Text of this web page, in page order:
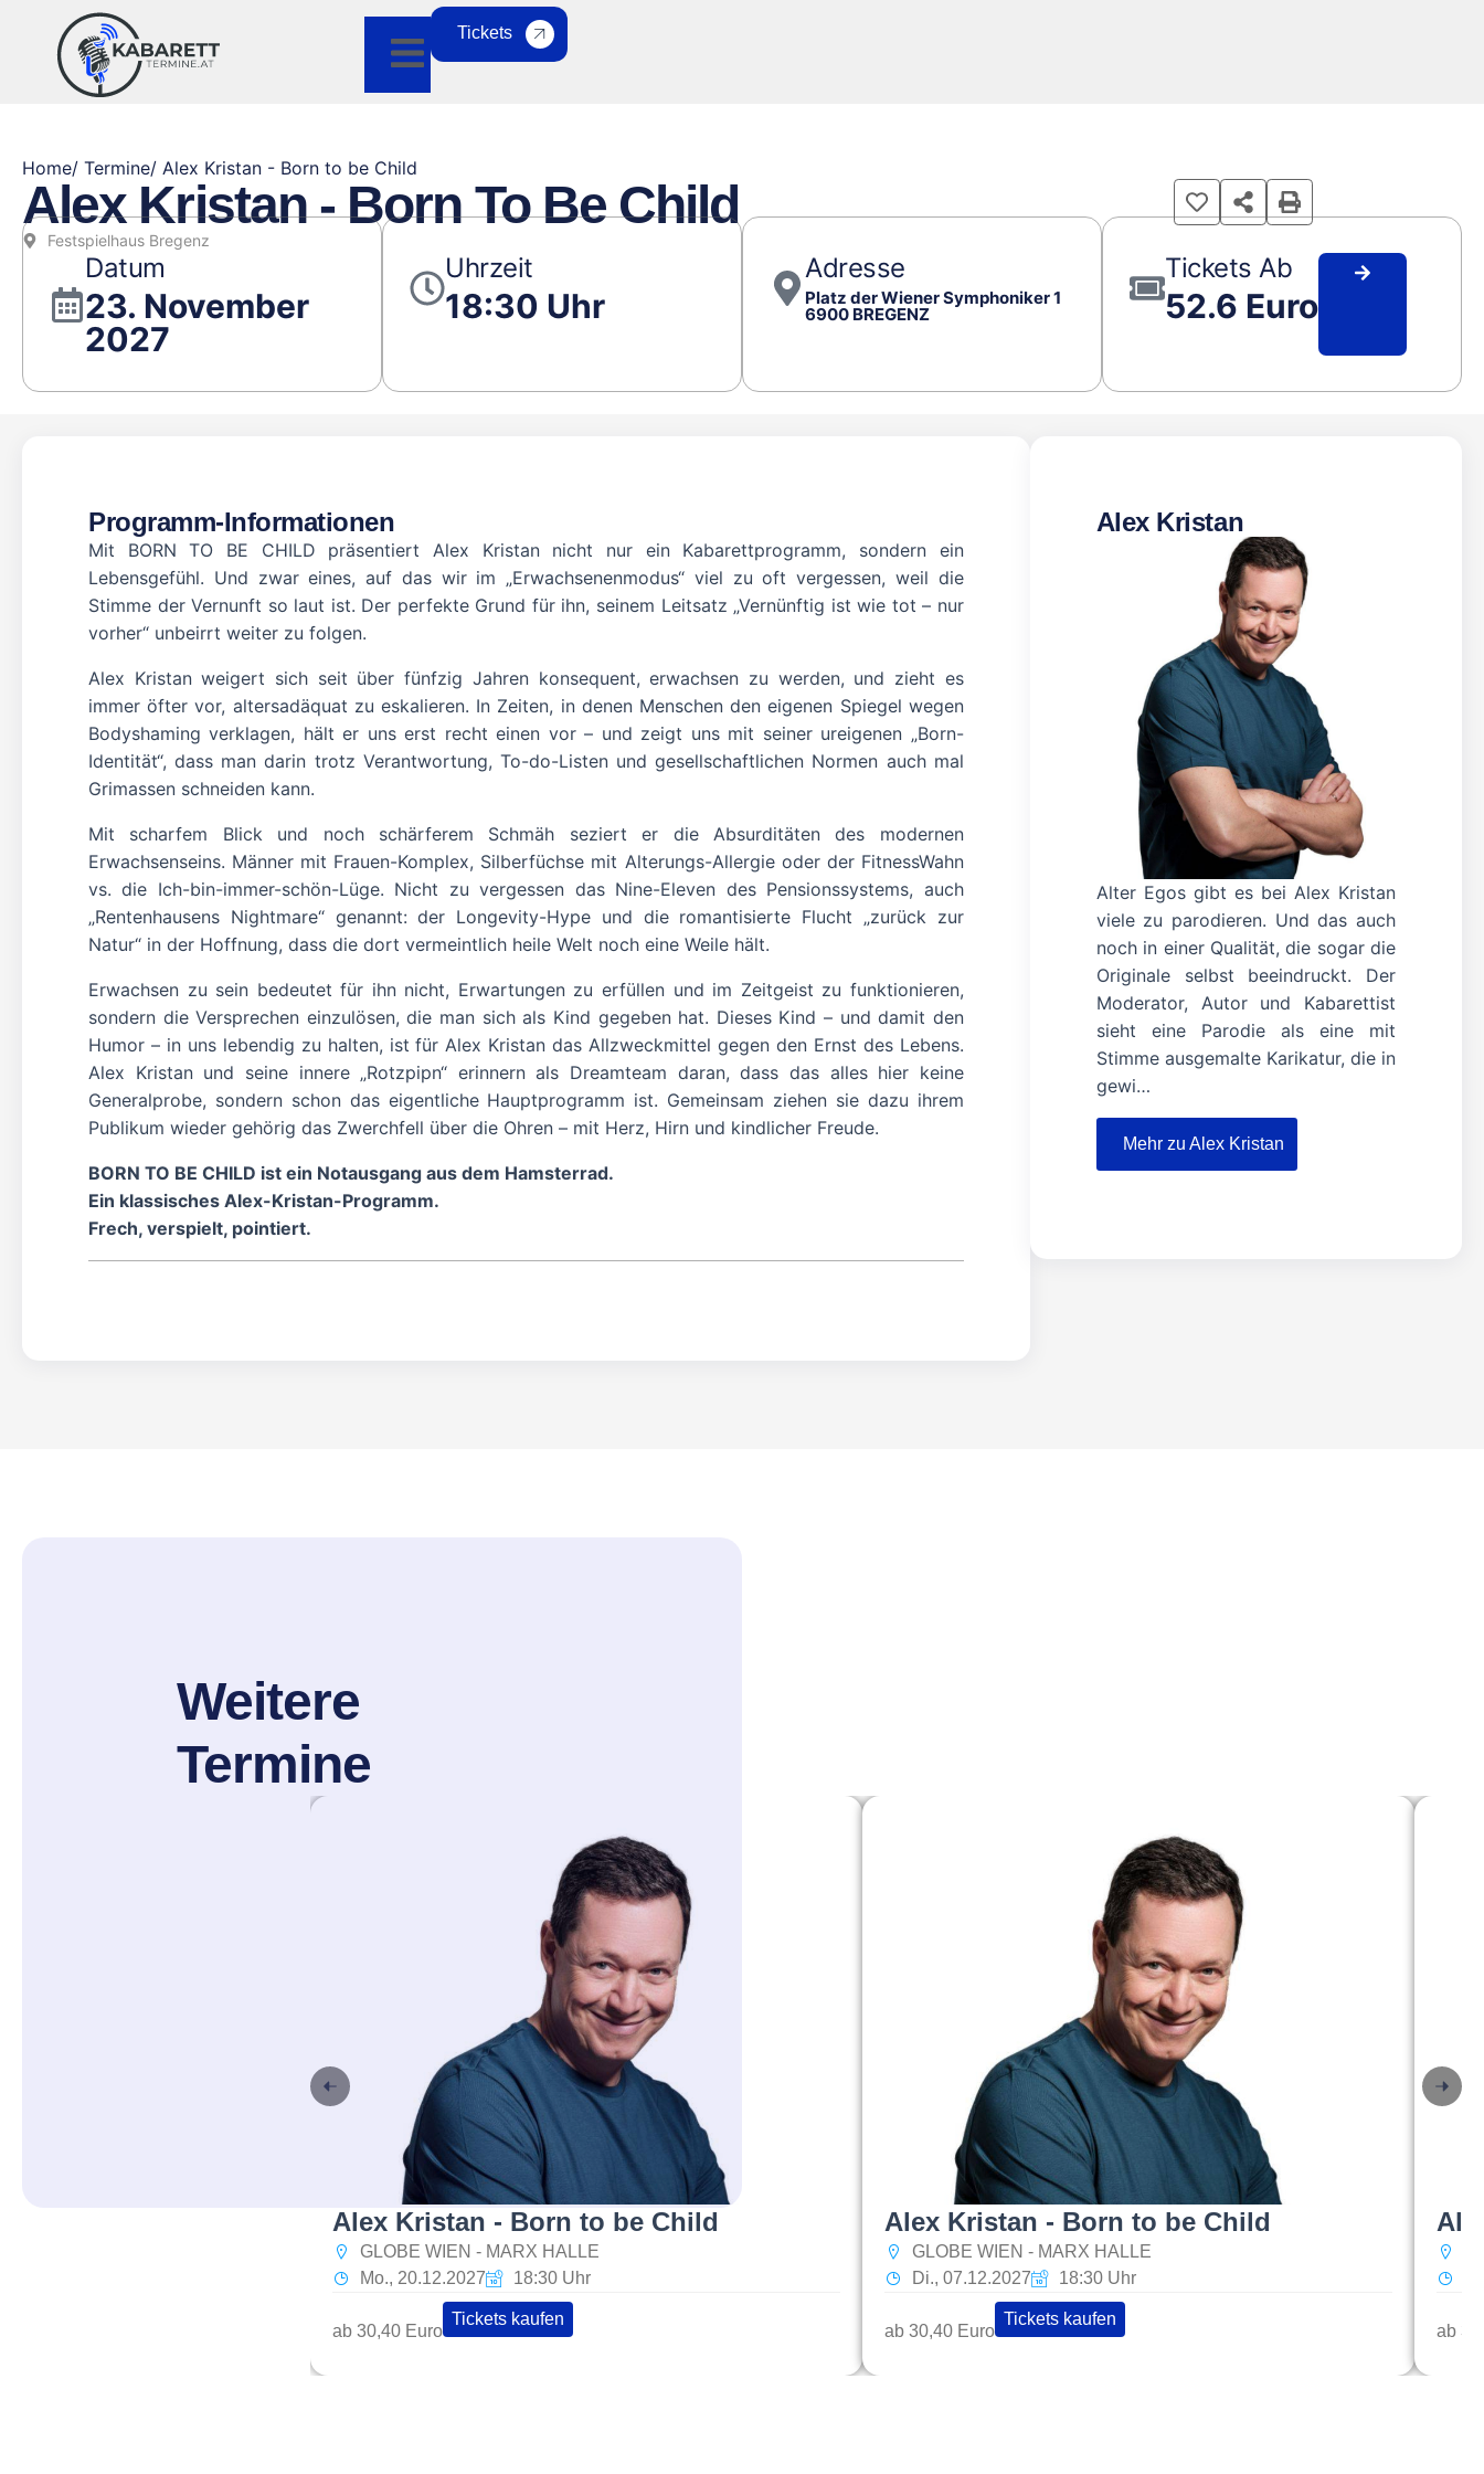
Tickets
Home/ Termine/ Alex Kristan - Born to be Child
Alex Kristan - Born To Be Child
Festspielhaus Bregenz
Datum
23. November
2027
Uhrzeit
18:30 Uhr
Adresse
Platz der Wiener Symphoniker 1
6900 BREGENZ
Tickets Ab
52.6 Euro
Programm-Informationen
Mit BORN TO BE CHILD präsentiert Alex Kristan nicht nur ein Kabarettprogramm, sondern ein
Lebensgefühl. Und zwar eines, auf das wir im „Erwachsenenmodus“ viel zu oft vergessen, weil die
Stimme der Vernunft so laut ist. Der perfekte Grund für ihn, seinem Leitsatz „Vernünftig ist wie tot – nur
vorher“ unbeirrt weiter zu folgen.
Alex Kristan weigert sich seit über fünfzig Jahren konsequent, erwachsen zu werden, und zieht es
immer öfter vor, altersadäquat zu eskalieren. In Zeiten, in denen Menschen den eigenen Spiegel wegen
Bodyshaming verklagen, hält er uns erst recht einen vor – und zeigt uns mit seiner ureigenen „Born-
Identität“, dass man darin trotz Verantwortung, To-do-Listen und gesellschaftlichen Normen auch mal
Grimassen schneiden kann.
Mit scharfem Blick und noch schärferem Schmäh seziert er die Absurditäten des modernen
Erwachsenseins. Männer mit Frauen-Komplex, Silberfüchse mit Alterungs-Allergie oder der FitnessWahn
vs. die Ich-bin-immer-schön-Lüge. Nicht zu vergessen das Nine-Eleven des Pensionssystems, auch
„Rentenhausens Nightmare“ genannt: der Longevity-Hype und die romantisierte Flucht „zurück zur
Natur“ in der Hoffnung, dass die dort vermeintlich heile Welt noch eine Weile hält.
Erwachsen zu sein bedeutet für ihn nicht, Erwartungen zu erfüllen und im Zeitgeist zu funktionieren,
sondern die Versprechen einzulösen, die man sich als Kind gegeben hat. Dieses Kind – und damit den
Humor – in uns lebendig zu halten, ist für Alex Kristan das Allzweckmittel gegen den Ernst des Lebens.
Alex Kristan und seine innere „Rotzpipn“ erinnern als Dreamteam daran, dass das alles hier keine
Generalprobe, sondern schon das eigentliche Hauptprogramm ist. Gemeinsam ziehen sie dazu ihrem
Publikum wieder gehörig das Zwerchfell über die Ohren – mit Herz, Hirn und kindlicher Freude.
BORN TO BE CHILD ist ein Notausgang aus dem Hamsterrad.
Ein klassisches Alex-Kristan-Programm.
Frech, verspielt, pointiert.
Alex Kristan
Alter Egos gibt es bei Alex Kristan
viele zu parodieren. Und das auch
noch in einer Qualität, die sogar die
Originale selbst beeindruckt. Der
Moderator, Autor und Kabarettist
sieht eine Parodie als eine mit
Stimme ausgemalte Karikatur, die in
gewi…
Mehr zu Alex Kristan
Weitere
Termine
Alex Kristan - Born to be Child
GLOBE WIEN - MARX HALLE
Mo., 20.12.2027
18:30 Uhr
ab 30,40 Euro
Tickets kaufen
Alex Kristan - Born to be Child
GLOBE WIEN - MARX HALLE
Di., 07.12.2027
18:30 Uhr
ab 30,40 Euro
Tickets kaufen
ab